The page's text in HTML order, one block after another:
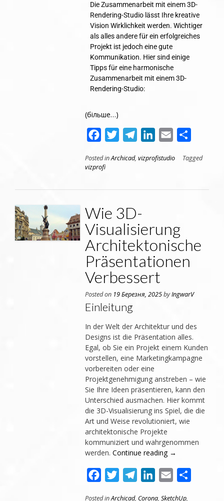
Die Zusammenarbeit mit einem 3D-
Rendering-Studio lässt Ihre kreative
Vision Wirklichkeit werden. Wichtiger
als alles andere für ein erfolgreiches
Projekt ist jedoch eine gute
Kommunikation. Hier sind einige
Tipps für eine harmonische
Zusammenarbeit mit einem 3D-
Rendering-Studio:
(більше…)
FacebookTwitterTelegramLinkedIn
Email
Posted inArchicad, vizprofistudio
Tagged
vizprofi
Wie 3D-
Visualisierung
Architektonische
Präsentationen
Verbessert
Posted on 19 Березня, 2025byIngwarV
Einleitung
In der Welt der Architektur und des
Designs ist die Präsentation alles.
Egal, ob Sie ein Projekt einem Kunden
vorstellen, eine Marketingkampagne
vorbereiten oder eine
Projektgenehmigung anstreben – wie
Sie Ihre Ideen präsentieren, kann den
Unterschied ausmachen. Hier kommt
die 3D-Visualisierung ins Spiel, die die
Art und Weise revolutioniert, wie
architektonische Projekte
kommuniziert und wahrgenommen
werden. Continue reading →
FacebookTwitterTelegramLinkedIn
Email
Posted inArchicad, Corona, SketchUp,